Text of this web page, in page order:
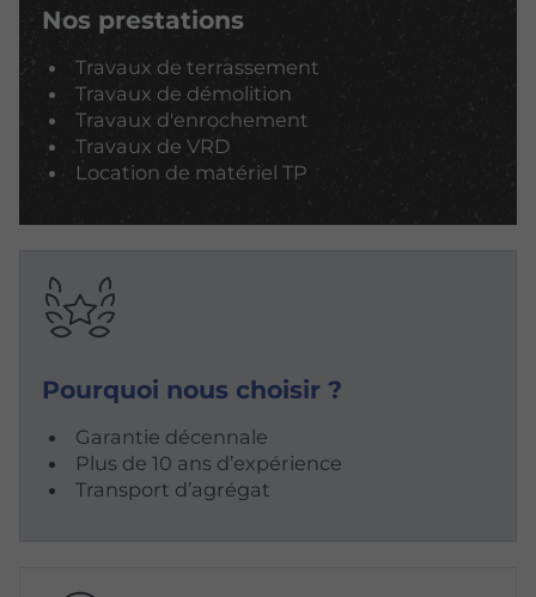
Nos prestations
Travaux de terrassement
Travaux de démolition
Travaux d'enrochement
Travaux de VRD
Location de matériel TP
Pourquoi nous choisir ?
Garantie décennale
Plus de 10 ans d’expérience
Transport d’agrégat